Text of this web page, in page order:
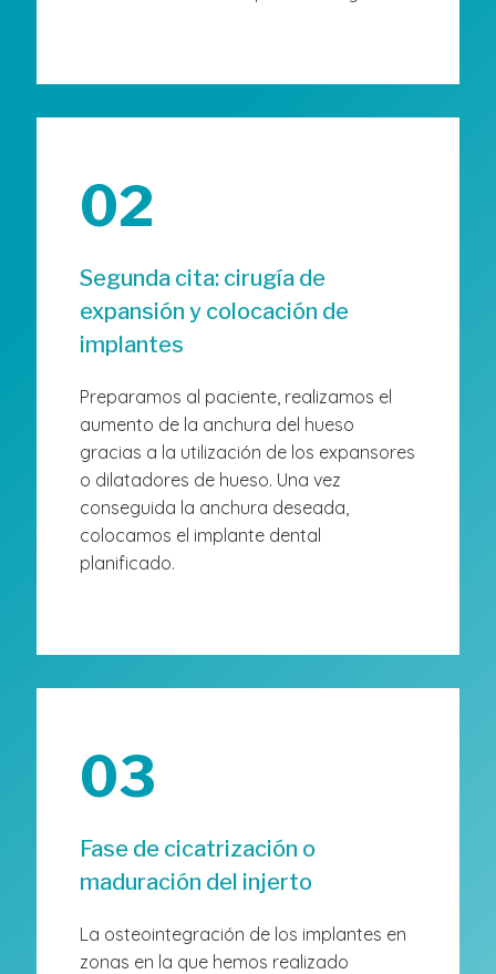
02
Segunda cita: cirugía de
expansión y colocación de
implantes
Preparamos al paciente, realizamos el
aumento de la anchura del hueso
gracias a la utilización de los expansores
o dilatadores de hueso. Una vez
conseguida la anchura deseada,
colocamos el implante dental
planificado.
03
Fase de cicatrización o
maduración del injerto
La osteointegración de los implantes en
zonas en la que hemos realizado